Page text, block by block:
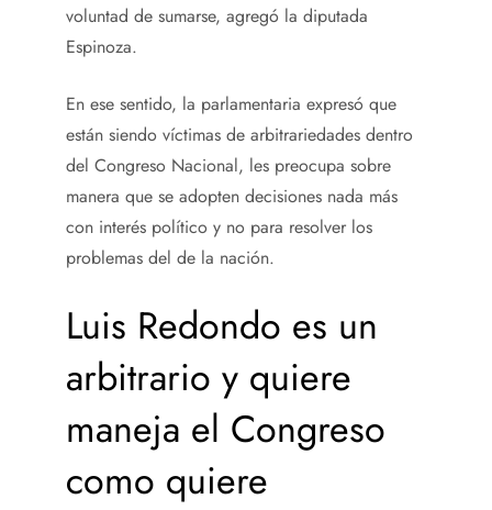
voluntad de sumarse, agregó la diputada
Espinoza.
En ese sentido, la parlamentaria expresó que
están siendo víctimas de arbitrariedades dentro
del Congreso Nacional, les preocupa sobre
manera que se adopten decisiones nada más
con interés político y no para resolver los
problemas del de la nación.
Luis Redondo es un
arbitrario y quiere
maneja el Congreso
como quiere